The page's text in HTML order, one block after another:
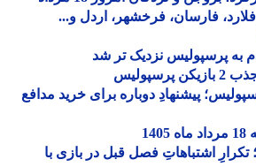
فارسان، فرخشهر، اردل و...
نزدیک تر شد
پیشنهادِ دوباره برای خرید مدافع
اشتباهاتِ فصل قبل در بازی با